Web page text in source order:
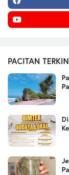
PACITAN